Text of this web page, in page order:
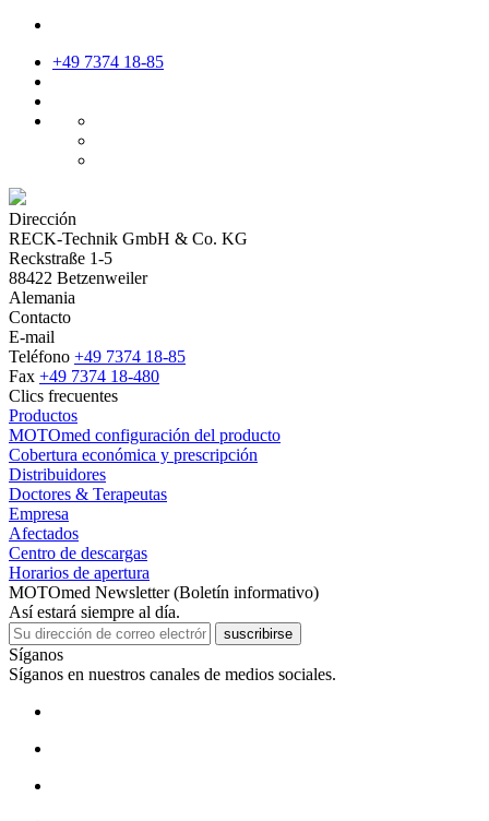
+49 7374 18-85
Dirección
RECK-Technik GmbH & Co. KG
Reckstraße 1-5
88422 Betzenweiler
Alemania
Contacto
E-mail
Teléfono +49 7374 18-85
Fax +49 7374 18-480
Clics frecuentes
Productos
MOTOmed configuración del producto
Cobertura económica y prescripción
Distribuidores
Doctores & Terapeutas
Empresa
Afectados
Centro de descargas
Horarios de apertura
MOTOmed Newsletter (Boletín informativo)
Así estará siempre al día.
suscribirse
Síganos
Síganos en nuestros canales de medios sociales.